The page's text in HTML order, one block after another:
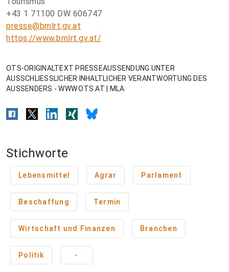
+43 1 71100 DW 606747
presse@bmlrt.gv.at
https://www.bmlrt.gv.at/
OTS-ORIGINALTEXT PRESSEAUSSENDUNG UNTER
AUSSCHLIESSLICHER INHALTLICHER VERANTWORTUNG DES
AUSSENDERS - WWW.OTS.AT | MLA
Stichworte
Lebensmittel Agrar Parlament
Beschaffung Termin
Wirtschaft und Finanzen Branchen
Politik -